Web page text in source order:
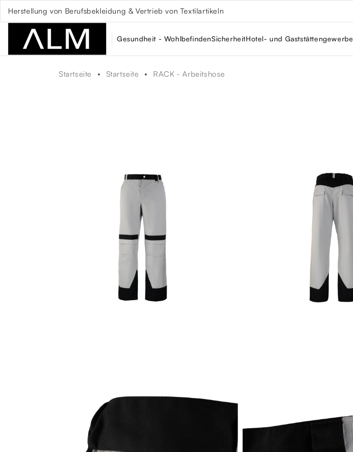
Herstellung von Berufsbekleidung & Vertrieb von Textilartikeln
Gesundheit - WohlbefindenSicherheitHotel- und Gaststättengewerbe
Startseite Startseite RACK - Arbeitshose